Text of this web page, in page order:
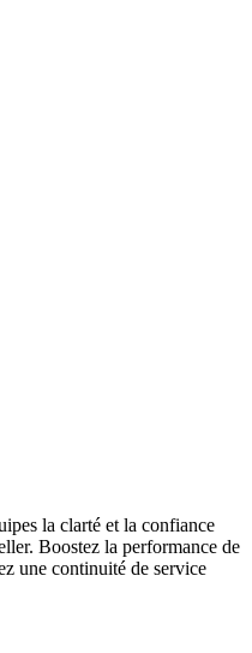
la clarté et la confiance
Boostez la performance de
une continuité de service